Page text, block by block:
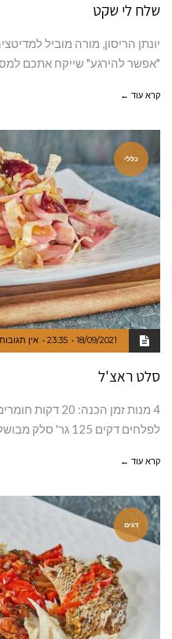
שלח לי שקט
יונתן הריסון, מורה מוביל
"אפשר להירגע" שייקח אתכם
קרא עוד ←
כללי
18/09/2021
23:35 אין תגובות
סלט ראצ'ל
לפלחים דקים 125 גר' סלק מבושל וחתוך לפלחים
קרא עוד ←
דגים